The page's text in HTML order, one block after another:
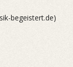
begeistert.de)